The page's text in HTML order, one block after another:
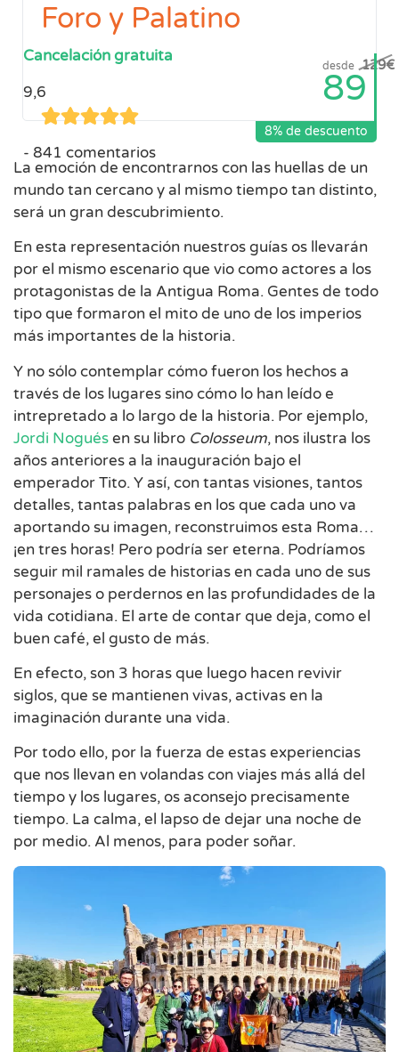
Foro y Palatino
9,6
841 comentarios
desde 129€
89
8% de descuento
Cancelación gratuita
La emoción de encontrarnos con las huellas de un
mundo tan cercano y al mismo tiempo tan distinto,
será un gran descubrimiento.
En esta representación nuestros guías os llevarán
por el mismo escenario que vio como actores a los
protagonistas de la Antigua Roma. Gentes de todo
tipo que formaron el mito de uno de los imperios
más importantes de la historia.
Y no sólo contemplar cómo fueron los hechos a
través de los lugares sino cómo lo han leído e
intrepretado a lo largo de la historia. Por ejemplo,
Jordi Noguésen su libro Colosseum, nos ilustra los
años anteriores a la inauguración bajo el
emperador Tito. Y así, con tantas visiones, tantos
detalles, tantas palabras en los que cada uno va
aportando su imagen, reconstruimos esta Roma…
¡en tres horas! Pero podría ser eterna. Podríamos
seguir mil ramales de historias en cada uno de sus
personajes o perdernos en las profundidades de la
vida cotidiana. El arte de contar que deja, como el
buen café, el gusto de más.
En efecto, son 3 horas que luego hacen revivir
siglos, que se mantienen vivas, activas en la
imaginación durante una vida.
Por todo ello, por la fuerza de estas experiencias
que nos llevan en volandas con viajes más allá del
tiempo y los lugares, os aconsejo precisamente
tiempo. La calma, el lapso de dejar una noche de
por medio. Al menos, para poder soñar.